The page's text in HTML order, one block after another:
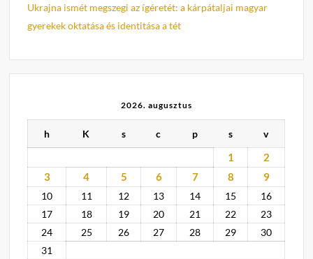
Ukrajna ismét megszegi az ígéretét: a kárpátaljai magyar
gyerekek oktatása és identitása a tét
2026. augusztus
h K s c p s v
1
2
3
4 5 6 7 8 9
10 11 12 13 14 15
16
17
18 19 20 21 22
23
24
25 26 27 28 29
30
31